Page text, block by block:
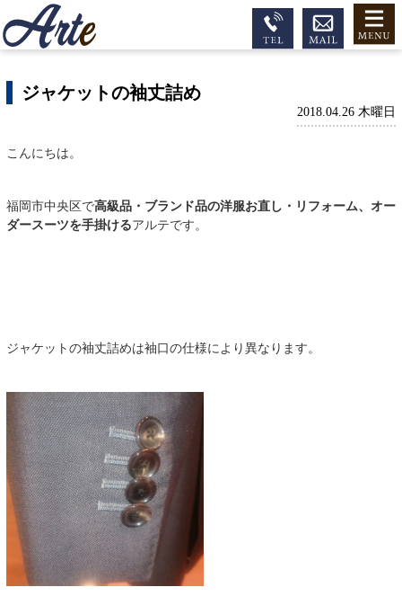
ジャケットの袖丈詰め
2018.04.26 木曜日
こんにちは。
福岡市中央区で高級品・ブランド品の洋服お直し・リフォーム、オー
ダースーツを手掛けるアルテです。
ジャケットの袖丈詰めは袖口の仕様により異なります。